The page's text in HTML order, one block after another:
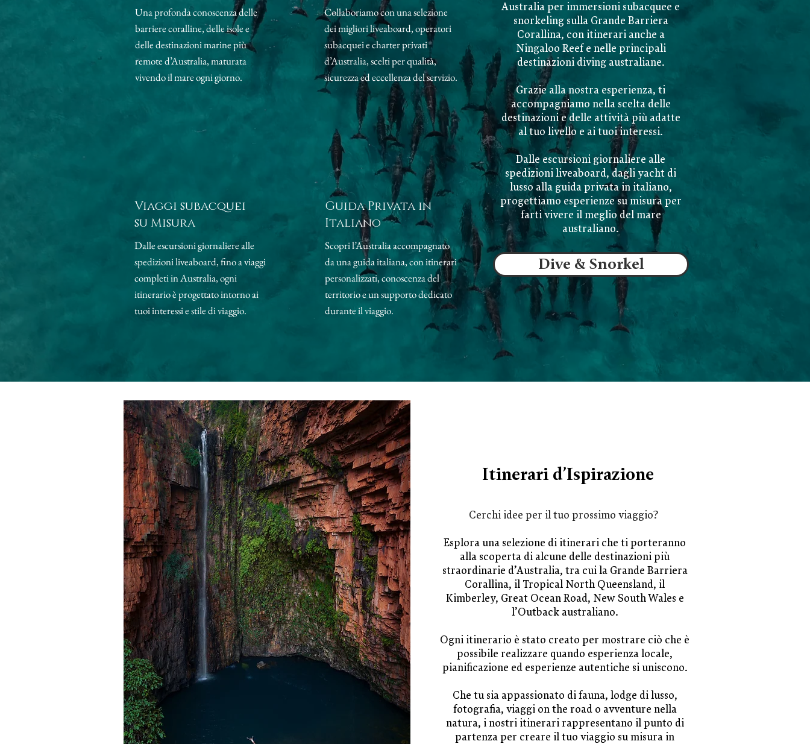
Una profonda conoscenza delle
barriere coralline, delle isole e
delle destinazioni marine più
remote d’Australia, maturata
vivendo il mare ogni giorno.
Collaboriamo con una selezione
dei migliori liveaboard, operatori
subacquei e charter privati
d’Australia, scelti per qualità,
sicurezza ed eccellenza del servizio.
Viaggi subacquei
su Misura
Dalle escursioni giornaliere alle
spedizioni liveaboard, fino a viaggi
completi in Australia, ogni
itinerario è progettato intorno ai
tuoi interessi e stile di viaggio.
Guida Privata in
Italiano
Scopri l’Australia accompagnato
da una guida italiana, con itinerari
personalizzati, conoscenza del
territorio e un supporto dedicato
durante il viaggio.
Australia per immersioni subacquee e
snorkeling sulla Grande Barriera
Corallina, con itinerari anche a
Ningaloo Reef e nelle principali
destinazioni diving australiane.
Grazie alla nostra esperienza, ti
accompagniamo nella scelta delle
destinazioni e delle attività più adatte
al tuo livello e ai tuoi interessi.
Dalle escursioni giornaliere alle
spedizioni liveaboard, dagli yacht di
lusso alla guida privata in italiano,
progettiamo esperienze su misura per
farti vivere il meglio del mare
australiano.
Dive & Snorkel
Itinerari d’Ispirazione
Cerchi idee per il tuo prossimo viaggio?
Esplora una selezione di itinerari che ti porteranno
alla scoperta di alcune delle destinazioni più
straordinarie d’Australia, tra cui la Grande Barriera
Corallina, il Tropical North Queensland, il
Kimberley, Great Ocean Road, New South Wales e
l’Outback australiano.
Ogni itinerario è stato creato per mostrare ciò che è
possibile realizzare quando esperienza locale,
pianificazione ed esperienze autentiche si uniscono.
Che tu sia appassionato di fauna, lodge di lusso,
fotografia, viaggi on the road o avventure nella
natura, i nostri itinerari rappresentano il punto di
partenza per creare il tuo viaggio su misura in